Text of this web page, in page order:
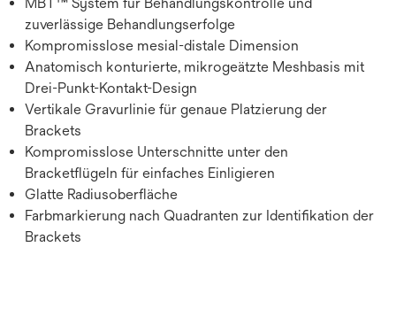
zuverlässige Behandlungserfolge
Kompromisslose mesial-distale Dimension
Anatomisch konturierte, mikrogeätzte Meshbasis mit
Drei-Punkt-Kontakt-Design
Vertikale Gravurlinie für genaue Platzierung der
Brackets
Kompromisslose Unterschnitte unter den
Bracketflügeln für einfaches Einligieren
Glatte Radiusoberfläche
Farbmarkierung nach Quadranten zur Identifikation der
Brackets